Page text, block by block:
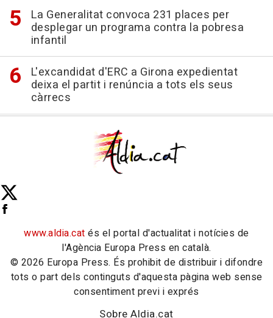
La Generalitat convoca 231 places per
desplegar un programa contra la pobresa
infantil
L'excandidat d'ERC a Girona expedientat
deixa el partit i renúncia a tots els seus
càrrecs
www.aldia.cat és el portal d'actualitat i notícies de
l'Agència Europa Press en català.
© 2026 Europa Press. És prohibit de distribuir i difondre
tots o part dels continguts d'aquesta pàgina web sense
consentiment previ i exprés
Sobre Aldia.cat